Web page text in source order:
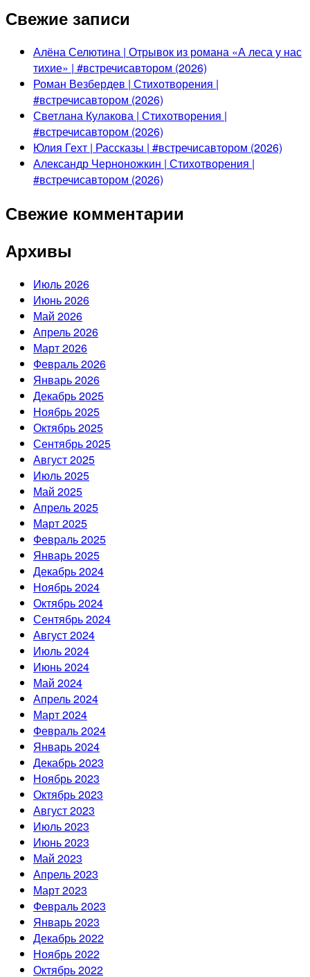
Свежие записи
Алёна Селютина | Отрывок из романа «А леса у нас
тихие» | #встречисавтором (2026)
Роман Везбердев | Стихотворения |
#встречисавтором (2026)
Светлана Кулакова | Стихотворения |
#встречисавтором (2026)
Юлия Гехт | Рассказы | #встречисавтором (2026)
Александр Черноножкин | Стихотворения |
#встречисавтором (2026)
Свежие комментарии
Архивы
Июль 2026
Июнь 2026
Май 2026
Апрель 2026
Март 2026
Февраль 2026
Январь 2026
Декабрь 2025
Ноябрь 2025
Октябрь 2025
Сентябрь 2025
Август 2025
Июль 2025
Май 2025
Апрель 2025
Март 2025
Февраль 2025
Январь 2025
Декабрь 2024
Ноябрь 2024
Октябрь 2024
Сентябрь 2024
Август 2024
Июль 2024
Июнь 2024
Май 2024
Апрель 2024
Март 2024
Февраль 2024
Январь 2024
Декабрь 2023
Ноябрь 2023
Октябрь 2023
Август 2023
Июль 2023
Июнь 2023
Май 2023
Апрель 2023
Март 2023
Февраль 2023
Январь 2023
Декабрь 2022
Ноябрь 2022
Октябрь 2022